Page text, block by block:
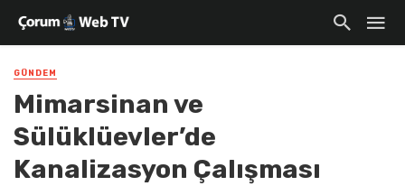
GÜNDEM
Mimarsinan ve
Sülüklüevler’de
Kanalizasyon Çalışması